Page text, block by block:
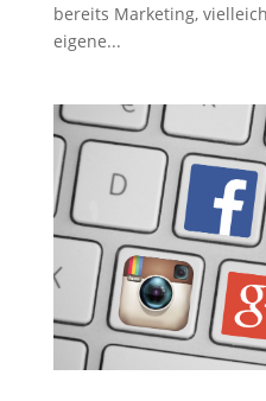
bereits Marketing,
eigene...